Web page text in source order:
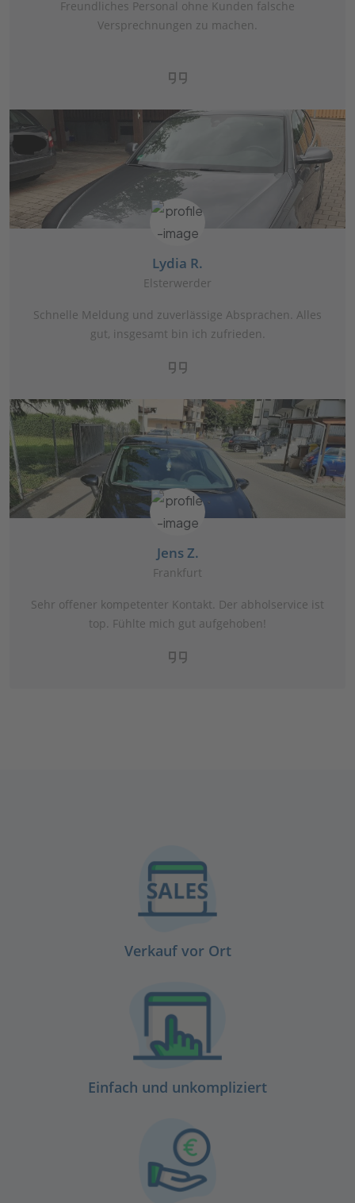
Freundliches Personal ohne Kunden falsche
Versprechnungen zu machen.
Lydia R.
Elsterwerder
Schnelle Meldung und zuverlässige Absprachen. Alles
gut, insgesamt bin ich zufrieden.
Jens Z.
Frankfurt
Sehr offener kompetenter Kontakt. Der abholservice ist
top. Fühlte mich gut aufgehoben!
Verkauf vor Ort
Einfach und unkompliziert